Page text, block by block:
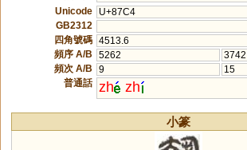
Unicode
U+87C4
GB2312
四角號碼 4513.6
頻序 A/B
5262
3742
頻次 A/B
9
15
普通話 zh zh
小篆